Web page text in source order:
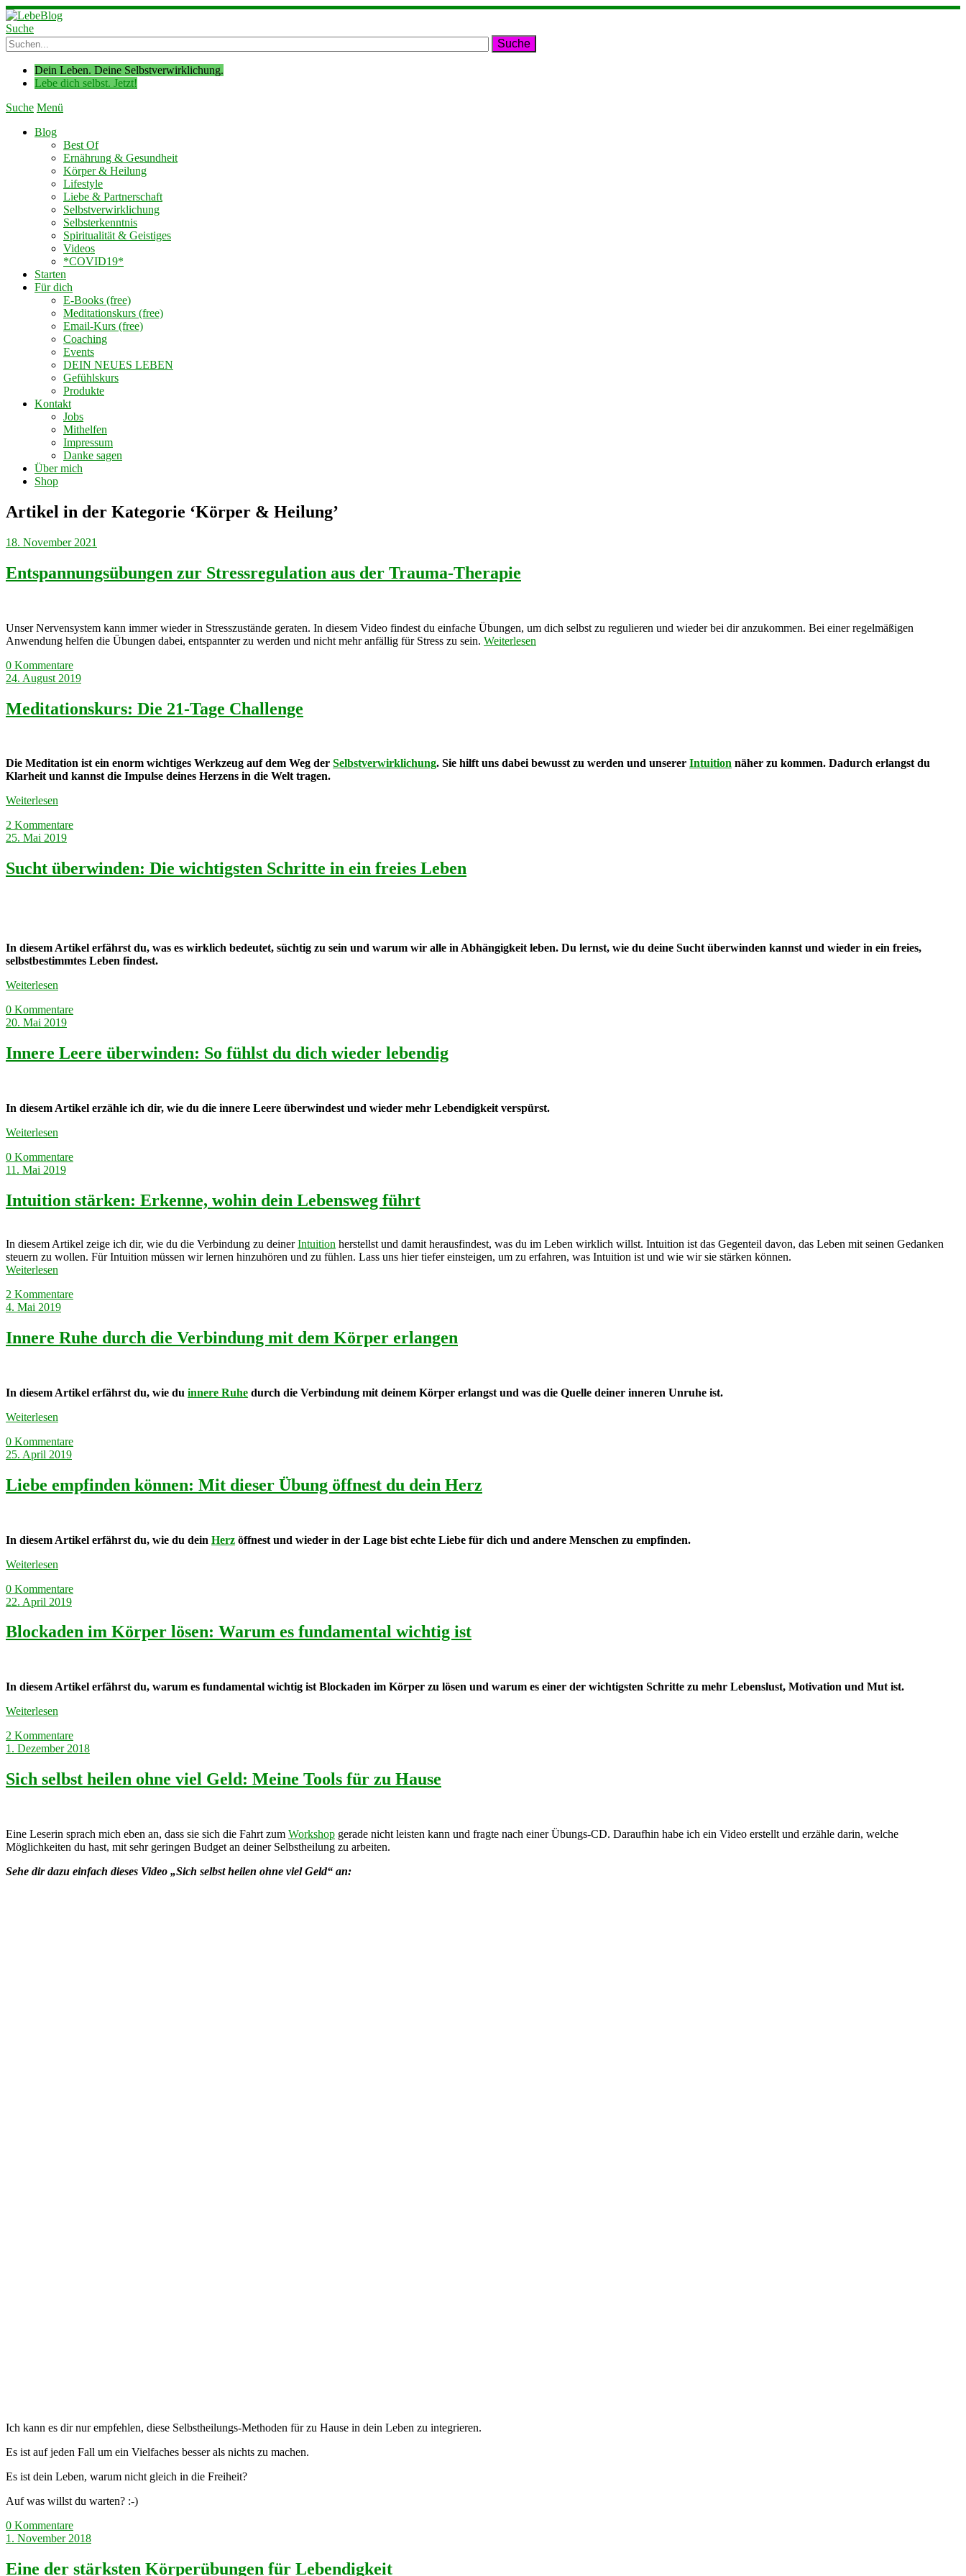
Suche
Dein Leben. Deine Selbstverwirklichung.
Lebe dich selbst. Jetzt!
Suche Menü
Blog
Best Of
Ernährung & Gesundheit
Körper & Heilung
Lifestyle
Liebe & Partnerschaft
Selbstverwirklichung
Selbsterkenntnis
Spiritualität & Geistiges
Videos
*COVID19*
Starten
Für dich
E-Books (free)
Meditationskurs (free)
Email-Kurs (free)
Coaching
Events
DEIN NEUES LEBEN
Gefühlskurs
Produkte
Kontakt
Jobs
Mithelfen
Impressum
Danke sagen
Über mich
Shop
Artikel in der Kategorie ‘Körper & Heilung’
18. November 2021
Entspannungsübungen zur Stressregulation aus der Trauma-Therapie
Unser Nervensystem kann immer wieder in Stresszustände geraten. In diesem Video findest du einfache Übungen, um dich selbst zu regulieren und wieder bei dir anzukommen. Bei einer regelmäßigen
Anwendung helfen die Übungen dabei, entspannter zu werden und nicht mehr anfällig für Stress zu sein. Weiterlesen
0 Kommentare
24. August 2019
Meditationskurs: Die 21-Tage Challenge
Die Meditation ist ein enorm wichtiges Werkzeug auf dem Weg der Selbstverwirklichung. Sie hilft uns dabei bewusst zu werden und unserer Intuition näher zu kommen. Dadurch erlangst du
Klarheit und kannst die Impulse deines Herzens in die Welt tragen.
Weiterlesen
2 Kommentare
25. Mai 2019
Sucht überwinden: Die wichtigsten Schritte in ein freies Leben
In diesem Artikel erfährst du, was es wirklich bedeutet, süchtig zu sein und warum wir alle in Abhängigkeit leben. Du lernst, wie du deine Sucht überwinden kannst und wieder in ein freies,
selbstbestimmtes Leben findest.
Weiterlesen
0 Kommentare
20. Mai 2019
Innere Leere überwinden: So fühlst du dich wieder lebendig
In diesem Artikel erzähle ich dir, wie du die innere Leere überwindest und wieder mehr Lebendigkeit verspürst.
Weiterlesen
0 Kommentare
11. Mai 2019
Intuition stärken: Erkenne, wohin dein Lebensweg führt
In diesem Artikel zeige ich dir, wie du die Verbindung zu deinerIntuition herstellst und damit herausfindest, was du im Leben wirklich willst. Intuition ist das Gegenteil davon, das Leben mit seinen Gedanken
steuern zu wollen. Für Intuition müssen wir lernen hinzuhören und zu fühlen. Lass uns hier tiefer einsteigen, um zu erfahren, was Intuition ist und wie wir sie stärken können.
Weiterlesen
2 Kommentare
4. Mai 2019
Innere Ruhe durch die Verbindung mit dem Körper erlangen
In diesem Artikel erfährst du, wie du innere Ruhe durch die Verbindung mit deinem Körper erlangst und was die Quelle deiner inneren Unruhe ist.
Weiterlesen
0 Kommentare
25. April 2019
Liebe empfinden können: Mit dieser Übung öffnest du dein Herz
In diesem Artikel erfährst du, wie du dein Herz öffnest und wieder in der Lage bist echte Liebe für dich und andere Menschen zu empfinden.
Weiterlesen
0 Kommentare
22. April 2019
Blockaden im Körper lösen: Warum es fundamental wichtig ist
In diesem Artikel erfährst du, warum es fundamental wichtig ist Blockaden im Körper zu lösen und warum es einer der wichtigsten Schritte zu mehr Lebenslust, Motivation und Mut ist.
Weiterlesen
2 Kommentare
1. Dezember 2018
Sich selbst heilen ohne viel Geld: Meine Tools für zu Hause
Eine Leserin sprach mich eben an, dass sie sich die Fahrt zum Workshop gerade nicht leisten kann und fragte nach einer Übungs-CD. Daraufhin habe ich ein Video erstellt und erzähle darin, welche
Möglichkeiten du hast, mit sehr geringen Budget an deiner Selbstheilung zu arbeiten.
Sehe dir dazu einfach dieses Video „Sich selbst heilen ohne viel Geld“ an:
Ich kann es dir nur empfehlen, diese Selbstheilungs-Methoden für zu Hause in dein Leben zu integrieren.
Es ist auf jeden Fall um ein Vielfaches besser als nichts zu machen.
Es ist dein Leben, warum nicht gleich in die Freiheit?
Auf was willst du warten? :-)
0 Kommentare
1. November 2018
Eine der stärksten Körperübungen für Lebendigkeit